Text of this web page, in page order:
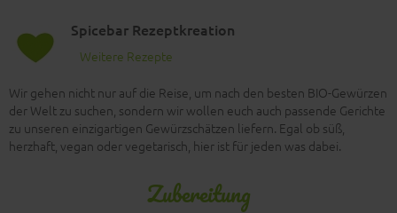
Spicebar Rezeptkreation
Weitere Rezepte
Wir gehen nicht nur auf die Reise, um nach den besten BIO-Gewürzen
der Welt zu suchen, sondern wir wollen euch auch passende Gerichte
zu unseren einzigartigen Gewürzschätzen liefern. Egal ob süß,
herzhaft, vegan oder vegetarisch, hier ist für jeden was dabei.
Zubereitung